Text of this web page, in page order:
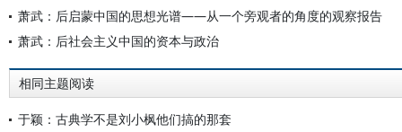
萧武：后启蒙中国的思想光谱——从一个旁观者的角度的观察报告
萧武：后社会主义中国的资本与政治
相同主题阅读
于颖：古典学不是刘小枫他们搞的那套